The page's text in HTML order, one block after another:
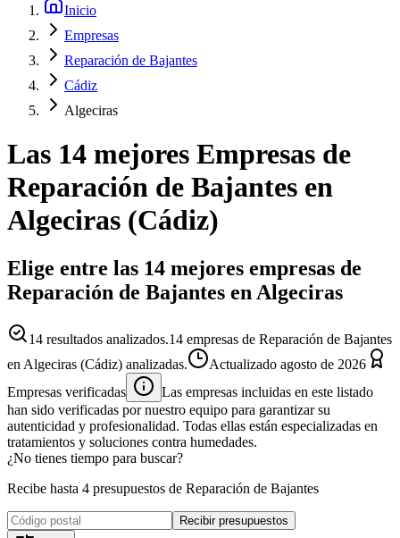
Inicio
Empresas
Reparación de Bajantes
Cádiz
Algeciras
Las 14 mejores Empresas de
Reparación de Bajantes en
Algeciras (Cádiz)
Elige entre las 14 mejores empresas de
Reparación de Bajantes en Algeciras
14 resultados analizados.14 empresas de Reparación de Bajantes
en Algeciras (Cádiz) analizadas.
Actualizado agosto de 2026
Empresas verificadas
Las empresas incluidas en este listado
han sido verificadas por nuestro equipo para garantizar su
autenticidad y profesionalidad. Todas ellas están especializadas en
tratamientos y soluciones contra humedades.
¿No tienes tiempo para buscar?
Recibe hasta 4 presupuestos de Reparación de Bajantes
Recibir presupuestos